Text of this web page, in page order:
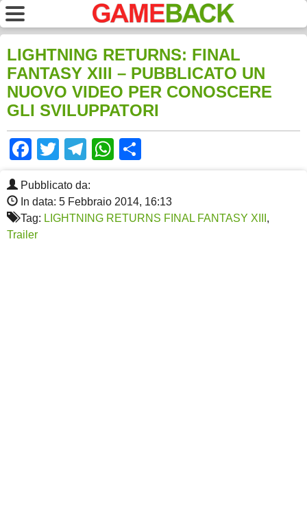
LIGHTNING RETURNS: FINAL
FANTASY XIII – PUBBLICATO UN
NUOVO VIDEO PER CONOSCERE
GLI SVILUPPATORI
Facebook
TwitterTelegram
WhatsApp
Pubblicato da:
In data: 5 Febbraio 2014, 16:13
Tag: LIGHTNING RETURNS FINAL FANTASY XIII ,
Trailer